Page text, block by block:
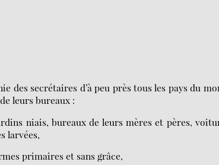
des secrétaires d’à peu près tous les pays du
leurs bureaux :
niais, bureaux de leurs mères et pères,
larvées,
primaires et sans grâce,